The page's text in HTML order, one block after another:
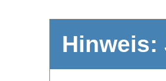
Hinweis: